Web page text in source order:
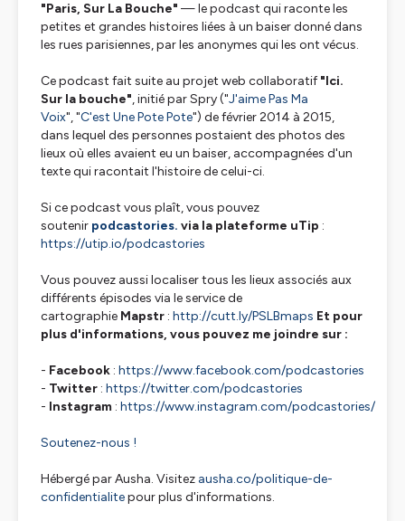
"Paris, Sur La Bouche" — le podcast qui raconte les
petites et grandes histoires liées à un baiser donné dans
les rues parisiennes, par les anonymes qui les ont vécus.
Ce podcast fait suite au projet web collaboratif"Ici.
Sur la bouche", initié par Spry ("J'aime Pas Ma
Voix", "C'est Une Pote Pote") de février 2014 à 2015,
dans lequel des personnes postaient des photos des
lieux où elles avaient eu un baiser, accompagnées d'un
texte qui racontait l'histoire de celui-ci.
Si ce podcast vous plaît, vous pouvez
soutenir podcastories. via la plateforme uTip :
https://utip.io/podcastories
Vous pouvez aussi localiser tous les lieux associés aux
différents épisodes via le service de
cartographie Mapstr : http://cutt.ly/PSLBmaps Et pour
plus d'informations, vous pouvez me joindre sur :
- Facebook : https://www.facebook.com/podcastories
- Twitter : https://twitter.com/podcastories
- Instagram : https://www.instagram.com/podcastories/
Soutenez-nous !
Hébergé par Ausha. Visitez ausha.co/politique-de-
confidentialitepour plus d'informations.